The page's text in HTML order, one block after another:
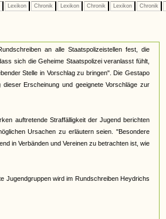
Lexikon Chronik Lexikon Chronik Lexikon Chronik
an alle Staatspolizeistellen fest, die
sich die Geheime Staatspolizei veranlasst fühlt,
Stelle in Vorschlag zu bringen". Die Gestapo
Erscheinung und geeignete Vorschläge zur
auftretende Straffälligkeit der Jugend berichten
Ursachen zu erläutern seien. "Besondere
in Verbänden und Vereinen zu betrachten ist, wie
Jugendgruppen wird im Rundschreiben Heydrichs